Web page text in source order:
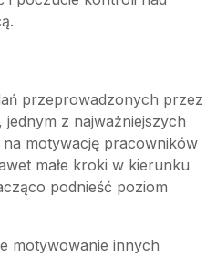
przeprowadzonych przez
jednym z najważniejszych
motywację pracowników
małe kroki w kierunku
podnieść poziom
motywowanie innych